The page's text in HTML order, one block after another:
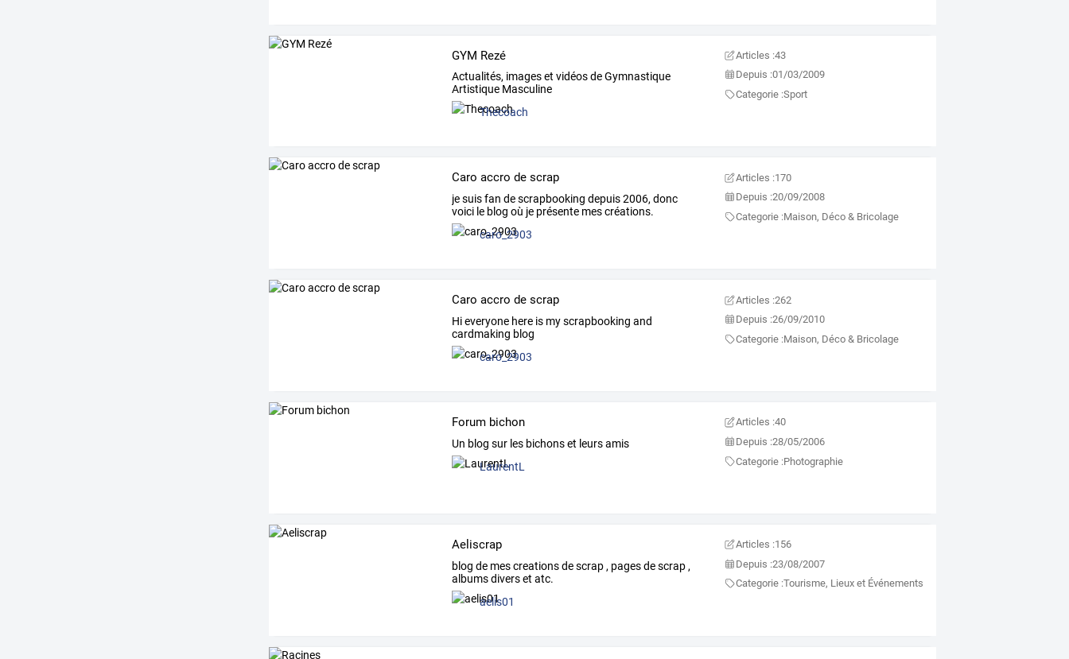
GYM Rezé
Actualités, images et vidéos de Gymnastique
Artistique Masculine
Thecoach
Articles :43
Depuis :01/03/2009
Categorie :Sport
Caro accro de scrap
je suis fan de scrapbooking depuis 2006, donc
voici le blog où je présente mes créations.
caro_2903
Articles :170
Depuis :20/09/2008
Categorie :Maison, Déco & Bricolage
Caro accro de scrap
Hi everyone here is my scrapbooking and
cardmaking blog
caro_2903
Articles :262
Depuis :26/09/2010
Categorie :Maison, Déco & Bricolage
Forum bichon
Un blog sur les bichons et leurs amis
LaurentL
Articles :40
Depuis :28/05/2006
Categorie :Photographie
Aeliscrap
blog de mes creations de scrap , pages de scrap ,
albums divers et atc.
aelis01
Articles :156
Depuis :23/08/2007
Categorie :Tourisme, Lieux et Événements